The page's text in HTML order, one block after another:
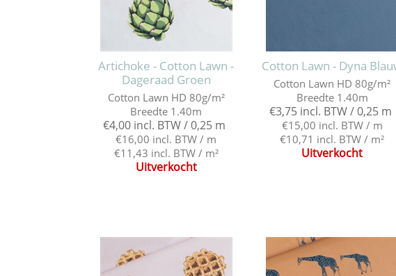
Artichoke - Cotton Lawn -
Dageraad Groen
Cotton Lawn HD 80g/m²
Breedte 1.40m
€4,00 incl. BTW / 0,25 m
€16,00 incl. BTW / m
€11,43 incl. BTW / m²
Uitverkocht
Cotton Lawn - Dyna
Cotton Lawn HD 80g/m²
Breedte 1.40m
€3,75 incl. BTW / 0,25 m
€15,00 incl. BTW / m
€10,71 incl. BTW / m²
Uitverkocht